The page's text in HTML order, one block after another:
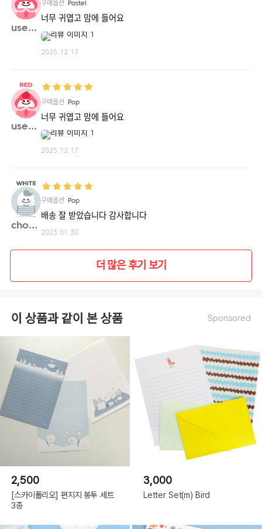
usedt**
구매옵션 Pastel
너무 귀엽고 맘에 들어요
2025.12.17
usedt**
구매옵션 Pop
너무 귀엽고 맘에 들어요
2025.12.17
chohe**
구매옵션 Pop
배송 잘 받았습니다 감사합니다
2023.01.30
더 많은 후기 보기
이 상품과 같이 본 상품 Sponsored
2,500
[스카이폴리오] 편지지 봉투 세트
3종
3,000
Letter Set(m) Bird